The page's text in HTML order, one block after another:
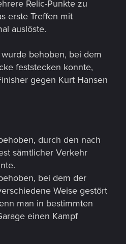
Relic-Punkte zu
erste Treffen mit
auslöste.
behoben, bei dem
feststecken konnte,
gegen Kurt Hansen
durch den nach
sämtlicher Verkehr
bei dem der
Weise gestört
man in bestimmten
einen Kampf